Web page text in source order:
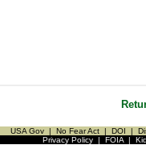
USA Gov | No Fear Act | DOI |
Privacy Policy| FOIA|